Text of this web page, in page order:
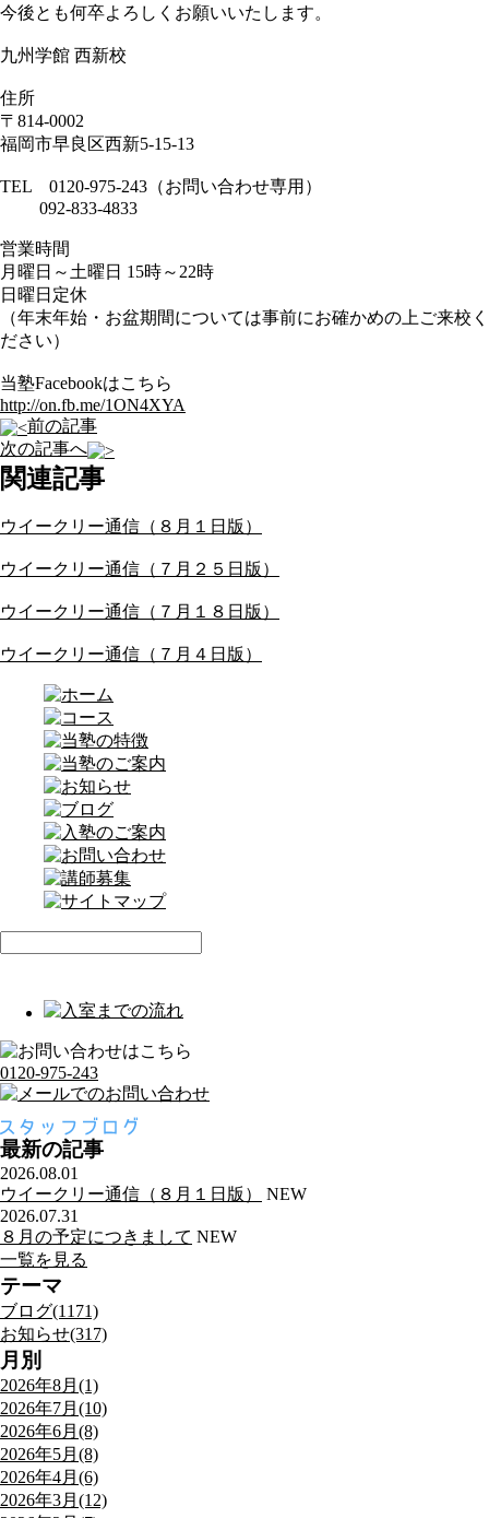
今後とも何卒よろしくお願いいたします。
九州学館 西新校
住所
〒814-0002
福岡市早良区西新5-15-13
TEL 0120-975-243（お問い合わせ専用）
092-833-4833
営業時間
月曜日～土曜日 15時～22時
日曜日定休
（年末年始・お盆期間については事前にお確かめの上ご来校く
ださい）
当塾Facebookはこちら
http://on.fb.me/1ON4XYA
前の記事
次の記事へ
関連記事
ウイークリー通信（８月１日版）
ウイークリー通信（７月２５日版）
ウイークリー通信（７月１８日版）
ウイークリー通信（７月４日版）
0120-975-243
最新の記事
2026.08.01
ウイークリー通信（８月１日版）
NEW
2026.07.31
８月の予定につきまして NEW
一覧を見る
テーマ
ブログ(1171)
お知らせ(317)
月別
2026年8月(1)
2026年7月(10)
2026年6月(8)
2026年5月(8)
2026年4月(6)
2026年3月(12)